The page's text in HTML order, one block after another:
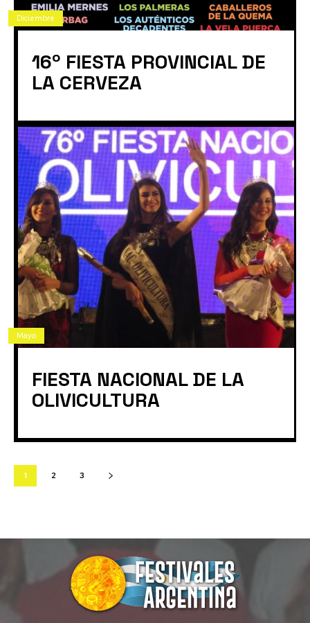
Diciembre
16º FIESTA PROVINCIAL DE
LA CERVEZA
Mayo
FIESTA NACIONAL DE LA
OLIVICULTURA
1 2 3